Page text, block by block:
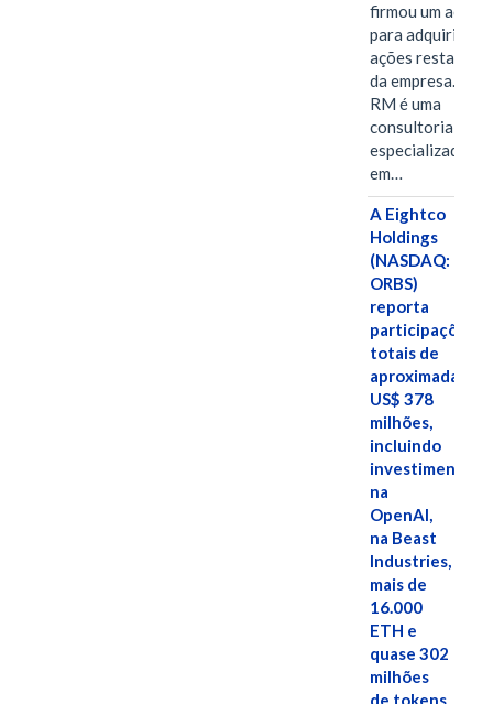
firmou um
para adquirir as
ações restantes
da empresa. A S-
RM é uma
consultoria
especializada
em…
A Eightco
Holdings
(NASDAQ:
ORBS)
reporta
participações
totais de
US$ 378
milhões,
incluindo
investimentos
na
OpenAI,
na Beast
Industries,
mais de
16.000
ETH e
quase 302
milhões
de tokens